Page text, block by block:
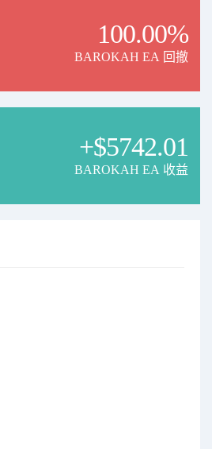
100.00%
BAROKAH EA 回撤
+$5742.01
BAROKAH EA 收益